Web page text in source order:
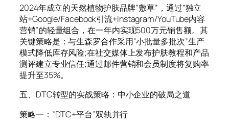
2024年成立的天然植物护肤品牌”敷草”，通过”独立
站+Google/Facebook引流+Instagram/YouTube内容
营销”的轻量组合，在一年内实现500万元销售额。其
关键策略是：与生森罗合作采用”小批量多批次”生产
模式降低库存风险;在社交媒体上发布护肤教程和产品
测评建立专业信任;通过邮件营销和会员制度将复购率
提升至35%。
五、DTC转型的实战策略：中小企业的破局之道
策略一：”DTC+平台”双轨并行